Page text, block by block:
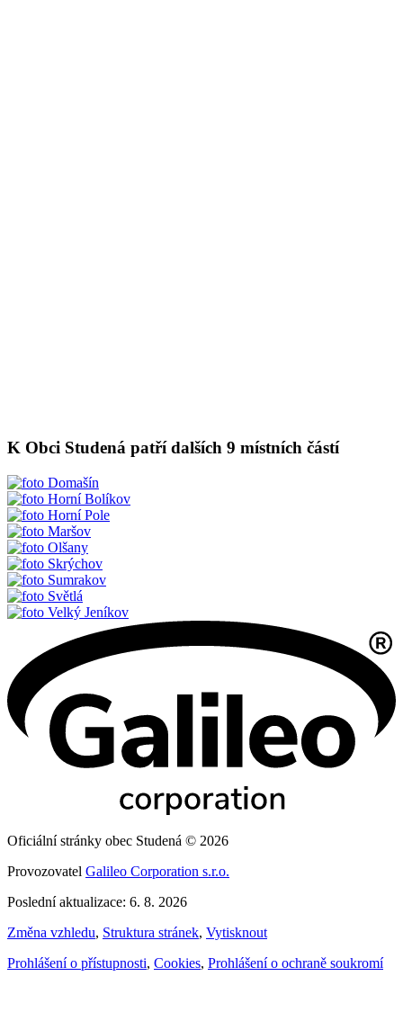
K Obci Studená patří dalších 9 místních částí
Domašín
Horní Bolíkov
Horní Pole
Maršov
Olšany
Skrýchov
Sumrakov
Světlá
Velký Jeníkov
Oficiální stránky obec Studená © 2026
Provozovatel Galileo Corporation s.r.o.
Poslední aktualizace: 6. 8. 2026
Změna vzhledu, Struktura stránek, Vytisknout
Prohlášení o přístupnosti, Cookies, Prohlášení o ochraně soukromí